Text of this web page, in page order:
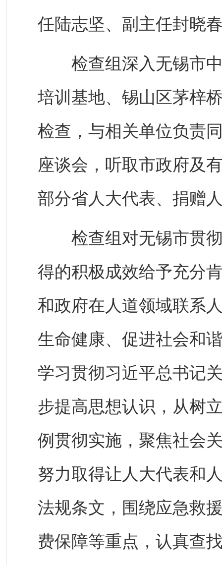
任陆志坚、副主任封晓
检查组深入无锡市中
培训基地、锡山区茅梓
检查，与相关单位负责
座谈会，听取市政府及
部分省人大代表、捐赠
检查组对无锡市贯彻
得的积极成效给予充分
和政府在人道领域联系
生命健康、促进社会和
学习贯彻习近平总书记
步提高思想认识，从树
例贯彻实施，聚焦社会
努力取得让人大代表和
法规条文，围绕应急救
费保障等重点，认真查